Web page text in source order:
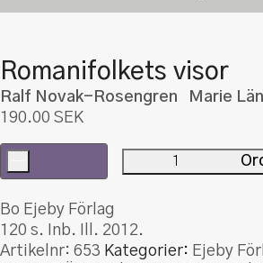
Romanifolkets visor
Ralf Novak-Rosengren Marie
190.00 SEK
Romanifolkets
mängd
Bo Ejeby Förlag
120 s. Inb. Ill. 2012.
Artikelnr: 653 Kategorier: Ejeby